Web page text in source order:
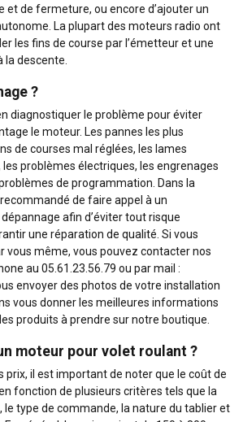
et de fermeture, ou encore d’ajouter un
La plupart des moteurs radio ont
les fins de course par l’émetteur et une
la descente.
?
diagnostiquer le problème pour éviter
le moteur. Les pannes les plus
de courses mal réglées, les lames
les problèmes électriques, les engrenages
de programmation. Dans la
de faire appel à un
afin d’éviter tout risque
une réparation de qualité. Si vous
vous même, vous pouvez contacter nos
au 05.61.23.56.79 ou par mail :
envoyer des photos de votre installation
vous donner les meilleures informations
produits à prendre sur notre boutique.
moteur pour volet roulant ?
prix, il est important de noter que le coût de
fonction de plusieurs critères tels que la
le type de commande, la nature du tablier et